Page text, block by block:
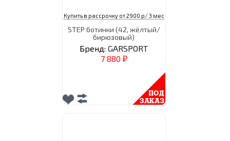
Купить в рассрочку от 2900 р/ 3 мес
STEP ботинки (42, жёлтый/
бирюзовый)
Бренд: GARSPORT
7 880 ₽